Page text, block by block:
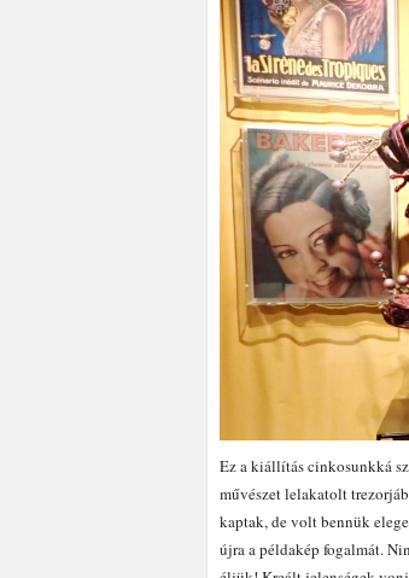
Ez a kiállítás cinkosunkká
művészet lelakatolt
kaptak, de volt bennük
újra a példakép fogalmát.